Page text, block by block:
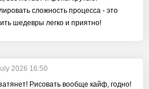
сложность процесса - это
шедевры легко и приятно!
2026 16:50
Рисовать вообще кайф, годно!